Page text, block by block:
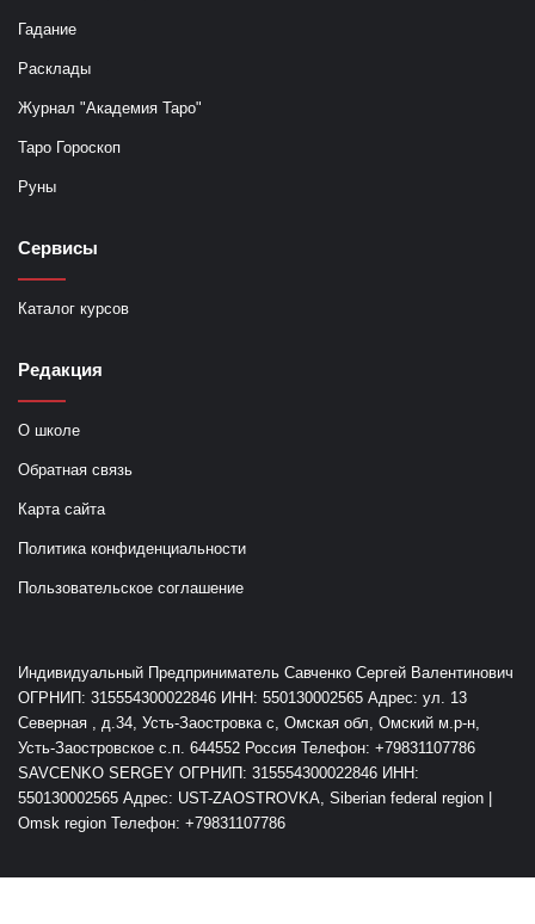
Гадание
Расклады
Журнал "Академия Таро"
Таро Гороскоп
Руны
Сервисы
Каталог курсов
Редакция
О школе
Обратная связь
Карта сайта
Политика конфиденциальности
Пользовательское соглашение
Индивидуальный Предприниматель Савченко Сергей Валентинович
ОГРНИП: 315554300022846 ИНН: 550130002565 Адрес: ул. 13
Северная , д.34, Усть-Заостровка с, Омская обл, Омский м.р-н,
Усть-Заостровское с.п. 644552 Россия Телефон: +79831107786
SAVCENKO SERGEY ОГРНИП: 315554300022846 ИНН:
550130002565 Адрес: UST-ZAOSTROVKA, Siberian federal region |
Omsk region Телефон: +79831107786